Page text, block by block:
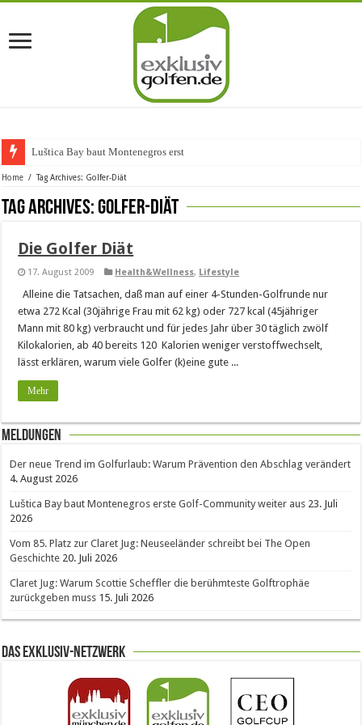
Luštica Bay baut Montenegros erste G
Home / Tag Archives: Golfer-Diät
Tag Archives:Golfer-Diät
Die Golfer Diät
17. August 2009 Health&Wellness, Lifestyle
Alleine die Tatsachen, daß man auf einer 4-Stunden-Golfrunde nur
etwa 272 Kcal (30jährige Frau mit 62 kg) oder 727 kcal (45jähriger
Mann mit 80 kg) verbraucht und für jedes Jahr über 30 täglich zwölf
Kilokalorien, ab 40 bereits 120 Kalorien weniger verstoffwechselt,
lässt erklären, warum viele Golfer (k)eine gute ...
Mehr
Meldungen
Der neue Trend im Golfurlaub: Warum Prävention den Abschlag verändert
4. August 2026
Luštica Bay baut Montenegros erste Golf-Community weiter aus 23. Juli
2026
Vom 85. Platz zur Claret Jug: Neuseeländer schreibt bei The Open
Geschichte 20. Juli 2026
Claret Jug: Warum Scottie Scheffler die berühmteste Golftrophäe
zurückgeben muss 15. Juli 2026
Das Exklusiv-Netzwerk